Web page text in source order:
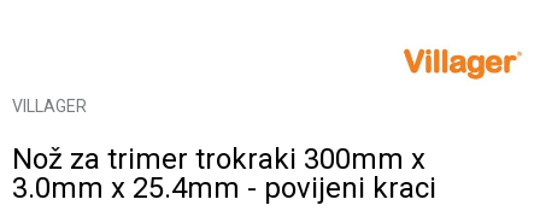
VILLAGER
Nož za trimer trokraki 300mm x
3.0mm x 25.4mm - povijeni kraci